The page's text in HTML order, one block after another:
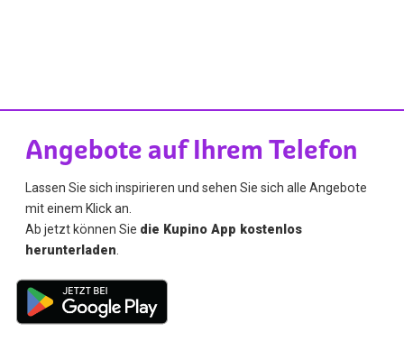
Angebote auf Ihrem Telefon
Lassen Sie sich inspirieren und sehen Sie sich alle Angebote
mit einem Klick an.
Ab jetzt können Sie die Kupino App kostenlos
herunterladen.